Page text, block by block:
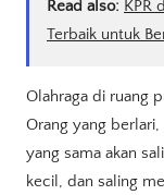
Read also: KPR
Terbaik untuk
Olahraga di ruang
Orang yang
yang sama akan
kecil, dan saling